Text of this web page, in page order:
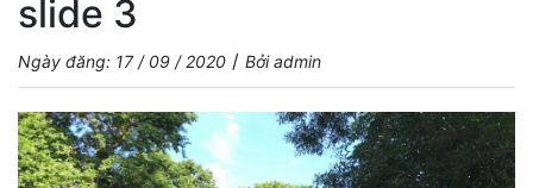
slide 3
Ngày đăng: 17 / 09 / 2020 / Bởi admin